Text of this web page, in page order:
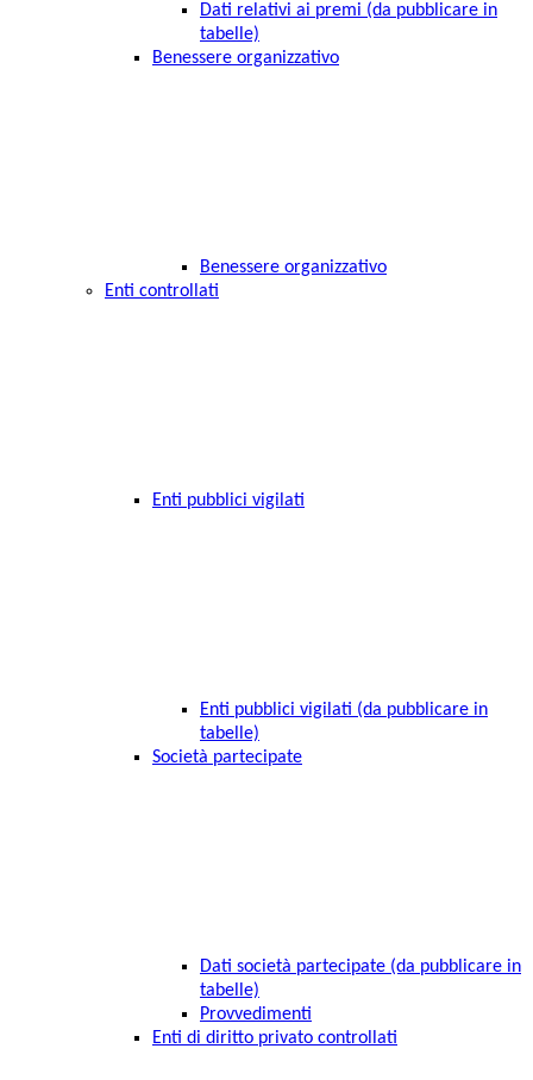
Dati relativi ai premi (da pubblicare in
tabelle)
Benessere organizzativo
Benessere organizzativo
Enti controllati
Enti pubblici vigilati
Enti pubblici vigilati (da pubblicare in
tabelle)
Società partecipate
Dati società partecipate (da pubblicare in
tabelle)
Provvedimenti
Enti di diritto privato controllati